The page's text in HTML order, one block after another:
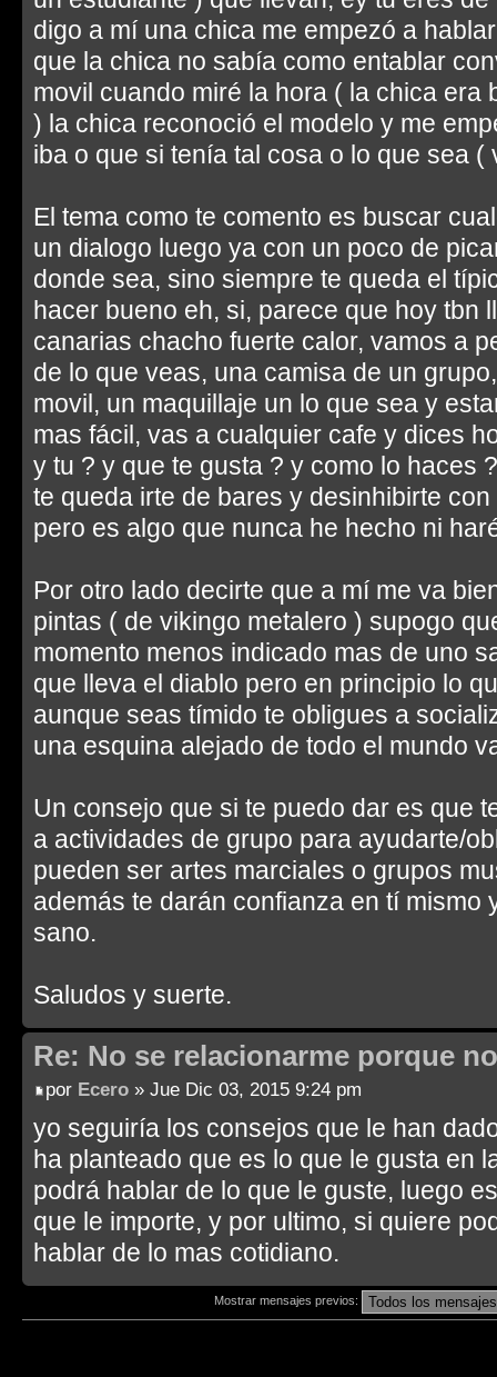
digo a mí una chica me empezó a
que la chica no sabía como entablar
movil cuando miré la hora ( la chica era
) la chica reconoció el modelo y me
iba o que si tenía tal cosa o lo que sea
El tema como te comento es buscar
un dialogo luego ya con un poco de
donde sea, sino siempre te queda el
hacer bueno eh, si, parece que hoy tbn
canarias chacho fuerte calor, vamos a
de lo que veas, una camisa de un
movil, un maquillaje un lo que sea y
mas fácil, vas a cualquier cafe y dices
y tu ? y que te gusta ? y como lo haces
te queda irte de bares y desinhibirte
pero es algo que nunca he hecho ni
Por otro lado decirte que a mí me va
pintas ( de vikingo metalero ) supogo
momento menos indicado mas de uno
que lleva el diablo pero en principio lo
aunque seas tímido te obligues a
una esquina alejado de todo el mundo
Un consejo que si te puedo dar es que
a actividades de grupo para ayudarte/
pueden ser artes marciales o grupos
además te darán confianza en tí mismo
sano.
Saludos y suerte.
Re: No se relacionarme porque
por Ecero » Jue Dic 03, 2015 9:24 pm
yo seguiría los consejos que le han
ha planteado que es lo que le gusta en
podrá hablar de lo que le guste, luego
que le importe, y por ultimo, si quiere
hablar de lo mas cotidiano.
Mostrar mensajes previos: